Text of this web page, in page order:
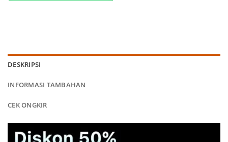
DESKRIPSI
INFORMASI TAMBAHAN
CEK ONGKIR